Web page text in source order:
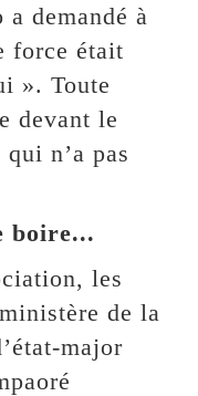
demandé à
force était
». Toute
devant le
n’a pas
boire...
les
de la
major